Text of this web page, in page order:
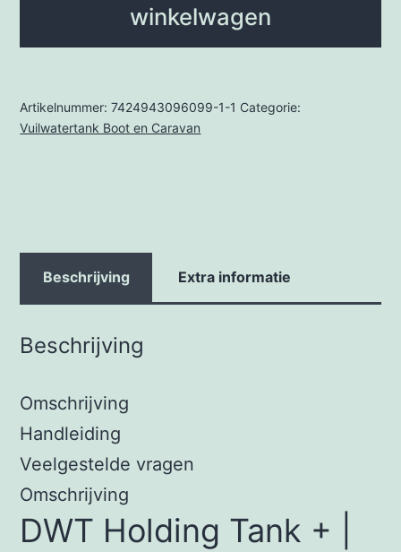
Plasticvrij!
winkelwagen
Artikelnummer:7424943096099-1-1 Categorie:
Vuilwatertank Boot en Caravan
Beschrijving Extra informatie
Beschrijving
Omschrijving
Handleiding
Veelgestelde vragen
Omschrijving
DWT Holding Tank + |